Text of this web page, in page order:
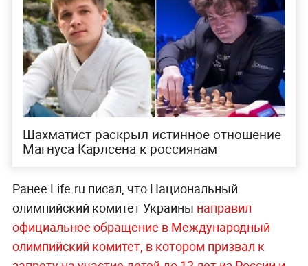
Шахматист раскрыл истинное отношение
Магнуса Карлсена к россиянам
Ранее Life.ru писал, что Национальный
олимпийский комитет Украины направил
официальное обращение в Международный
олимпийский комитет, в котором призвал к